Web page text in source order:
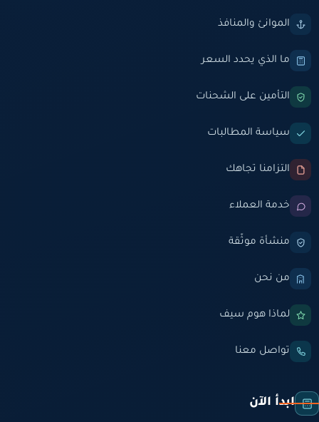
الموانئ والمنافذ
ما الذي يحدد السعر
التأمين على الشحنات
سياسة المطالبات
التزامنا تجاهك
خدمة العملاء
منشأة موثّقة
من نحن
لماذا هوم سيف
تواصل معنا
ابدأ الآن